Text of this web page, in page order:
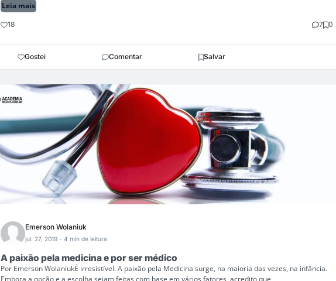
Leia mais
18 7 0
Gostei Comentar Salvar
Emerson Wolaniuk
jul. 27, 2019 - 4 min de leitura
A paixão pela medicina e por ser médico
Por Emerson WolaniukÉ irresistível. A paixão pela Medicina surge, na maioria das vezes, na infância.